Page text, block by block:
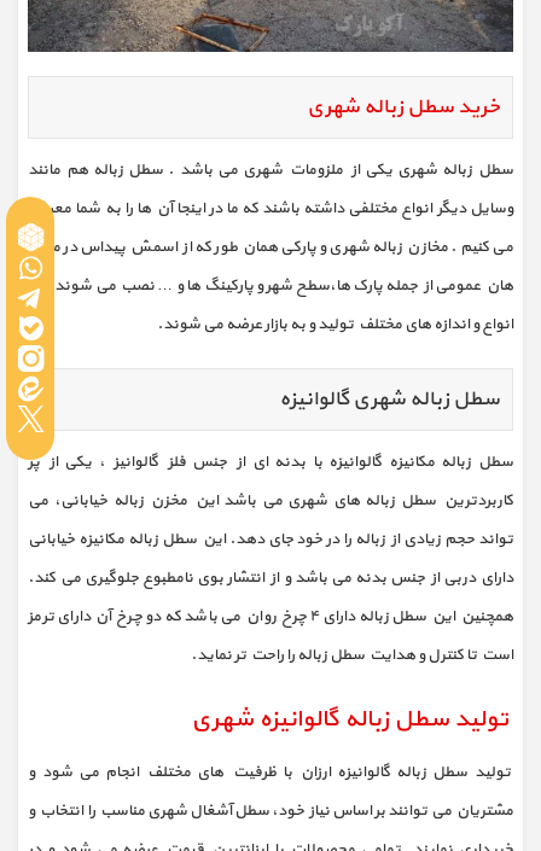
خرید سطل زباله شهری
سطل زباله شهری یکی از ملزومات شهری می باشد . سطل زباله هم مانند
وسایل دیگر انواع مختلفی داشته باشند که ما در اینجا آن ها را به شما معرفی
می کنیم . مخازن زباله شهری و پارکی همان طور که از اسمش پیداس در مکان
هان عمومی از جمله پارک ها،سطح شهر و پارکینگ ها و … نصب می شوند و در
انواع و اندازه های مختلف تولید و به بازار عرضه می شوند.
سطل زباله شهری گالوانیزه
سطل زباله مکانیزه گالوانیزه با بدنه ای از جنس فلز گالوانیز ، یکی از پر
کاربردترین سطل زباله های شهری می باشد این مخزن زباله خیابانی، می
تواند حجم زیادی از زباله را در خود جای دهد. این سطل زباله مکانیزه خیابانی
دارای دربی از جنس بدنه می باشد و از انتشار بوی نامطبوع جلوگیری می کند.
همچنین این سطل زباله دارای ۴ چرخ روان می باشد که دو چرخ آن دارای ترمز
است تا کنترل و هدایت سطل زباله را راحت تر نماید.
تولید سطل زباله گالوانیزه شهری
تولید سطل زباله گالوانیزه ارزان با ظرفیت های مختلف انجام می شود و
مشتریان می توانند بر اساس نیاز خود، سطل آشغال شهری مناسب را انتخاب و